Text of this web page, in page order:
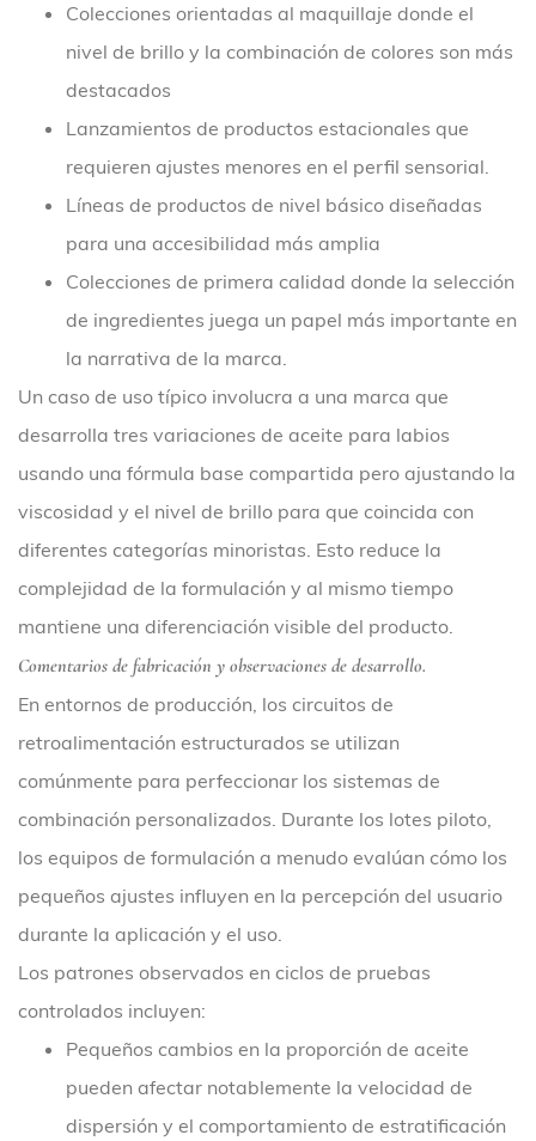
Colecciones orientadas al maquillaje donde el
nivel de brillo y la combinación de colores son más
destacados
Lanzamientos de productos estacionales que
requieren ajustes menores en el perfil sensorial.
Líneas de productos de nivel básico diseñadas
para una accesibilidad más amplia
Colecciones de primera calidad donde la selección
de ingredientes juega un papel más importante en
la narrativa de la marca.
Un caso de uso típico involucra a una marca que
desarrolla tres variaciones de aceite para labios
usando una fórmula base compartida pero ajustando la
viscosidad y el nivel de brillo para que coincida con
diferentes categorías minoristas. Esto reduce la
complejidad de la formulación y al mismo tiempo
mantiene una diferenciación visible del producto.
Comentarios de fabricación y observaciones de desarrollo.
En entornos de producción, los circuitos de
retroalimentación estructurados se utilizan
comúnmente para perfeccionar los sistemas de
combinación personalizados. Durante los lotes piloto,
los equipos de formulación a menudo evalúan cómo los
pequeños ajustes influyen en la percepción del usuario
durante la aplicación y el uso.
Los patrones observados en ciclos de pruebas
controlados incluyen:
Pequeños cambios en la proporción de aceite
pueden afectar notablemente la velocidad de
dispersión y el comportamiento de estratificación